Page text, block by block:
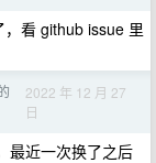
看 github issue 里
2022 年 12 月 27
日
最近一次换了之后